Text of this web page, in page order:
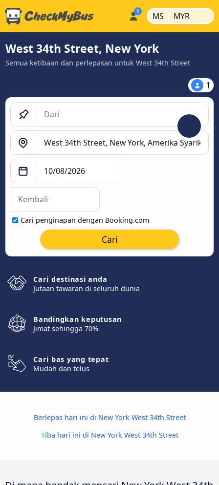
MS | MYR |
West 34th Street, New York
Semua ketibaan dan perlepasan untuk West 34th Street
1
Cari penginapan dengan Booking.com
Cari
Cari destinasi anda
Jutaan tawaran di seluruh dunia
Bandingkan keputusan
Jimat sehingga 70%
Cari bas yang tepat
Mudah dan telus
Berlepas hari ini di New York West 34th Street
Tiba hari ini di New York West 34th Street